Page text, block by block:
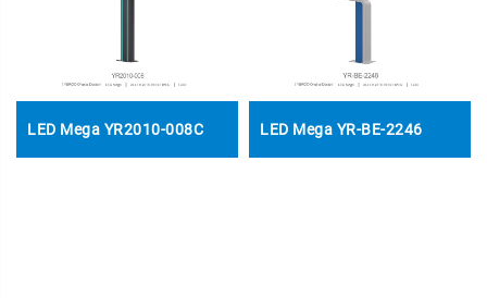
LED Mega YR2010-008C LED Mega YR-BE-2246